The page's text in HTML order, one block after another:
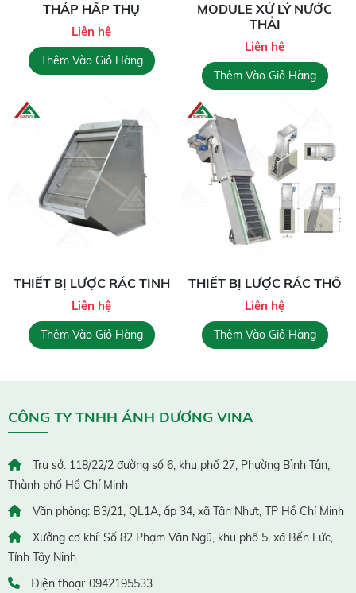
THÁP HẤP THỤ
Liên hệ
Thêm Vào Giỏ Hàng
MODULE XỬ LÝ NƯỚC
THẢI
Liên hệ
Thêm Vào Giỏ Hàng
THIẾT BỊ LƯỢC RÁC TINH
Liên hệ
Thêm Vào Giỏ Hàng
THIẾT BỊ LƯỢC RÁC THÔ
Liên hệ
Thêm Vào Giỏ Hàng
CÔNG TY TNHH ÁNH DƯƠNG VINA
Trụ sở: 118/22/2 đường số 6, khu phố 27, Phường Bình Tân,
Thành phố Hồ Chí Minh
Văn phòng: B3/21, QL1A, ấp 34, xã Tân Nhựt, TP Hồ Chí Minh
Xưởng cơ khí: Số 82 Phạm Văn Ngũ, khu phố 5, xã Bến Lức,
Tỉnh Tây Ninh
Điện thoại: 0942195533